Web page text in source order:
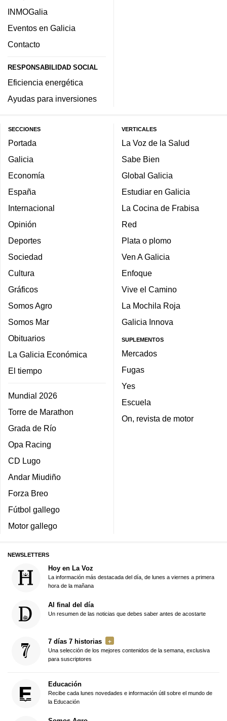
INMOGalia
Eventos en Galicia
Contacto
RESPONSABILIDAD SOCIAL
Eficiencia energética
Ayudas para inversiones
SECCIONES
Portada
Galicia
Economía
España
Internacional
Opinión
Deportes
Sociedad
Cultura
Gráficos
Somos Agro
Somos Mar
Obituarios
La Galicia Económica
El tiempo
Mundial 2026
Torre de Marathon
Grada de Río
Opa Racing
CD Lugo
Andar Miudiño
Forza Breo
Fútbol gallego
Motor gallego
VERTICALES
La Voz de la Salud
Sabe Bien
Global Galicia
Estudiar en Galicia
La Cocina de Frabisa
Red
Plata o plomo
Ven A Galicia
Enfoque
Vive el Camino
La Mochila Roja
Galicia Innova
SUPLEMENTOS
Mercados
Fugas
Yes
Escuela
On, revista de motor
NEWSLETTERS
Hoy en La Voz
La información más destacada del día, de lunes a viernes a primera
hora de la mañana
Al final del día
Un resumen de las noticias que debes saber antes de acostarte
7 días 7 historias
Una selección de los mejores contenidos de la semana, exclusiva
para suscriptores
Educación
Recibe cada lunes novedades e información útil sobre el mundo de
la Educación